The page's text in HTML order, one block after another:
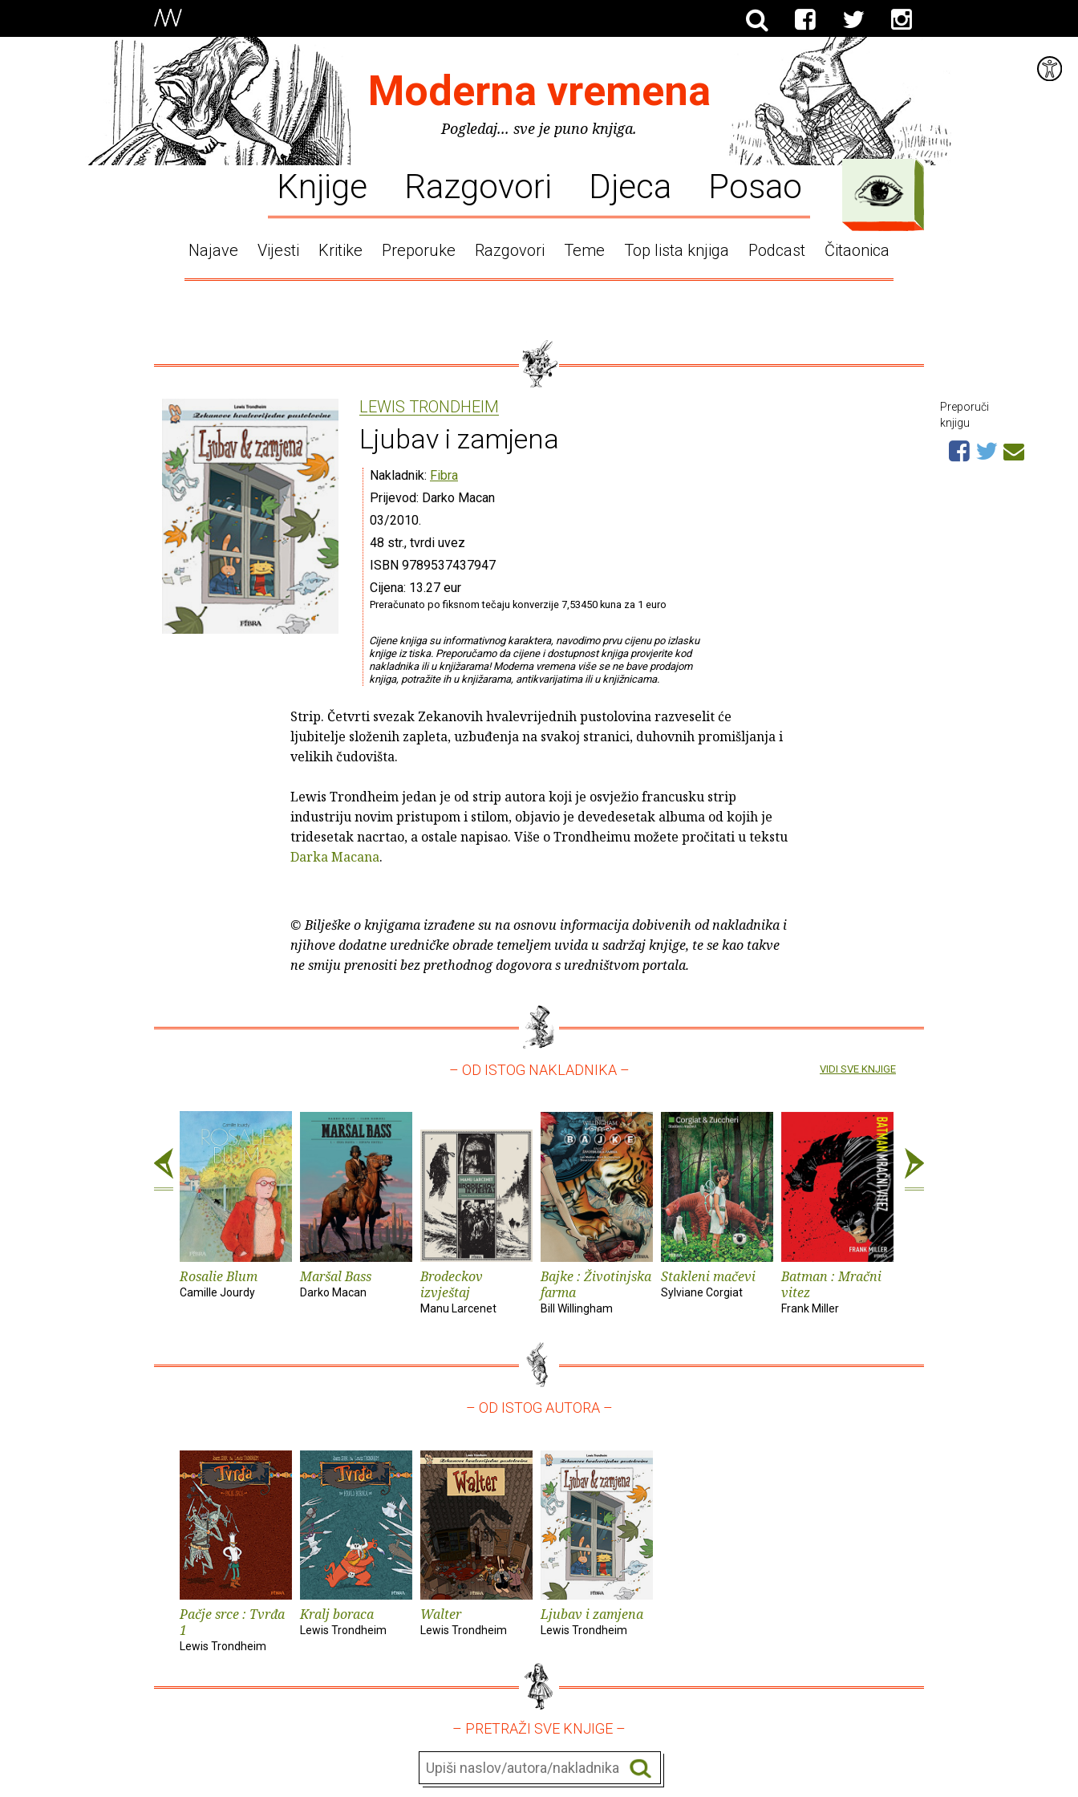
Moderna vremena
Pogledaj... sve je puno knjiga.
Knjige Razgovori Djeca Posao
Najave Vijesti Kritike Preporuke Razgovori Teme Top lista knjiga Podcast Čitaonica
LEWIS TRONDHEIM
Ljubav i zamjena
Nakladnik: Fibra
Prijevod: Darko Macan
03/2010.
48 str., tvrdi uvez
ISBN 9789537437947
Cijena: 13.27 eur
Preračunato po fiksnom tečaju konverzije 7,53450 kuna za 1 euro
Cijene knjiga su informativnog karaktera, navodimo prvu cijenu po izlasku
knjige iz tiska. Preporučamo da cijene i dostupnost knjiga provjerite kod
nakladnika ili u knjižarama! Moderna vremena više se ne bave prodajom
knjiga, potražite ih u knjižarama, antikvarijatima ili u knjižnicama.
Strip. Četvrti svezak Zekanovih hvalevrijednih pustolovina razveselit će
ljubitelje složenih zapleta, uzbuđenja na svakoj stranici, duhovnih promišljanja i
velikih čudovišta.
Lewis Trondheim jedan je od strip autora koji je osvježio francusku strip
industriju novim pristupom i stilom, objavio je devedesetak albuma od kojih je
tridesetak nacrtao, a ostale napisao. Više o Trondheimu možete pročitati u tekstu
Darka Macana.
© Bilješke o knjigama izrađene su na osnovu informacija dobivenih od nakladnika i
njihove dodatne uredničke obrade temeljem uvida u sadržaj knjige, te se kao takve
ne smiju prenositi bez prethodnog dogovora s uredništvom portala.
Preporuči
knjigu
– OD ISTOG NAKLADNIKA –
Rosalie Blum
Camille Jourdy
Maršal Bass
Darko Macan
Brodeckov
izvještaj
Manu Larcenet
Bajke : Životinjska
farma
Bill Willingham
Stakleni mačevi
Sylviane Corgiat
Batman : Mračni
vitez
Frank Miller
VIDI SVE KNJIGE
– OD ISTOG AUTORA –
Pačje srce : Tvrđa
1
Lewis Trondheim
Kralj boraca
Lewis Trondheim
Walter
Lewis Trondheim
Ljubav i zamjena
Lewis Trondheim
– PRETRAŽI SVE KNJIGE –